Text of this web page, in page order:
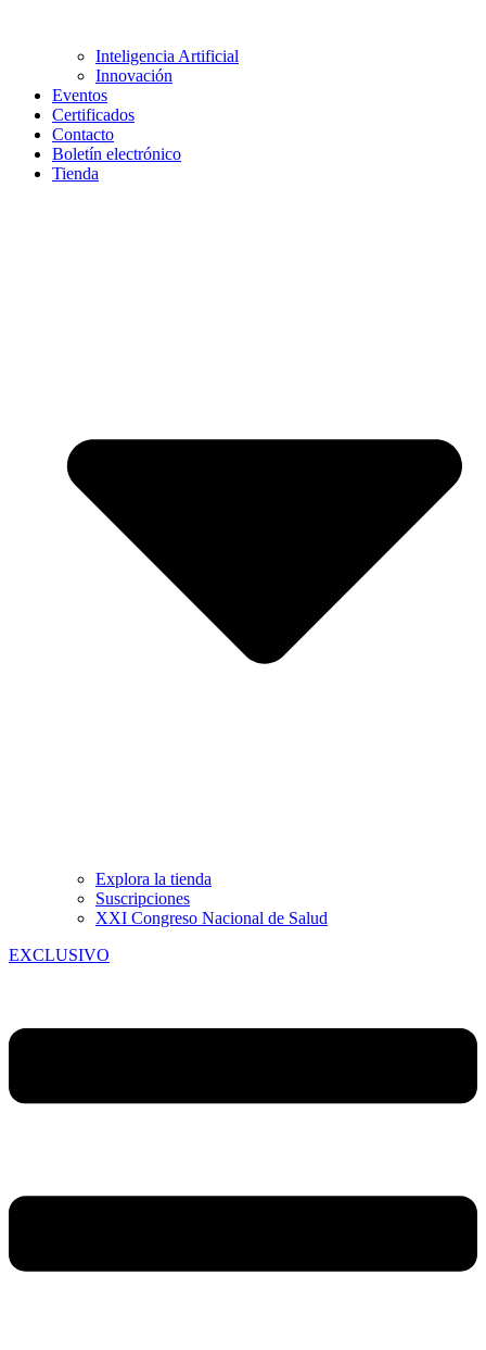
Inteligencia Artificial
Innovación
Eventos
Certificados
Contacto
Boletín electrónico
Tienda
Explora la tienda
Suscripciones
XXI Congreso Nacional de Salud
EXCLUSIVO